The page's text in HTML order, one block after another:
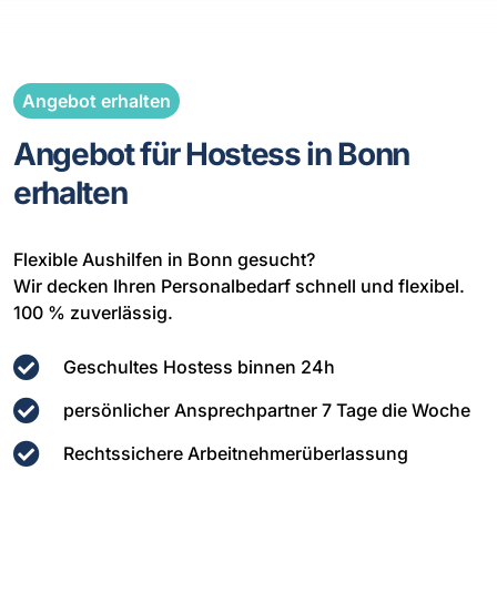
Angebot erhalten
Angebot für Hostess in Bonn
erhalten
Flexible Aushilfen in Bonn gesucht?
Wir decken Ihren Personalbedarf schnell und flexibel.
100 % zuverlässig.
Geschultes Hostess binnen 24h
persönlicher Ansprechpartner 7 Tage die Woche
Rechtssichere Arbeitnehmerüberlassung